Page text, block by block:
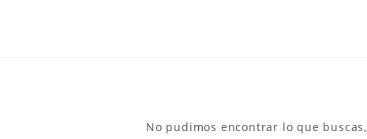
No pudimos encontrar lo que buscas,